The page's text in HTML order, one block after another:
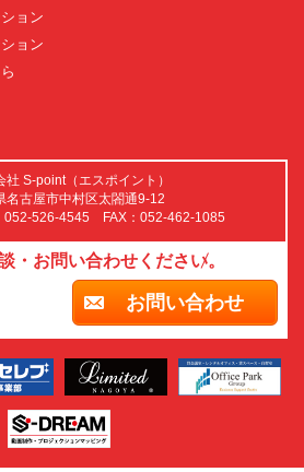
ョン
ョン
社 S-point（エスポイント）
名古屋市中村区太閤通9-12
052-526-4545 FAX：052-462-1085
・お問い合わせください。
お問い合わせ